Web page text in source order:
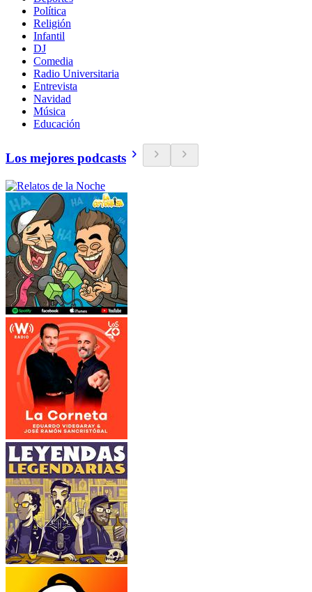
Política
Religión
Infantil
DJ
Comedia
Radio Universitaria
Entrevista
Navidad
Música
Educación
Los mejores podcasts